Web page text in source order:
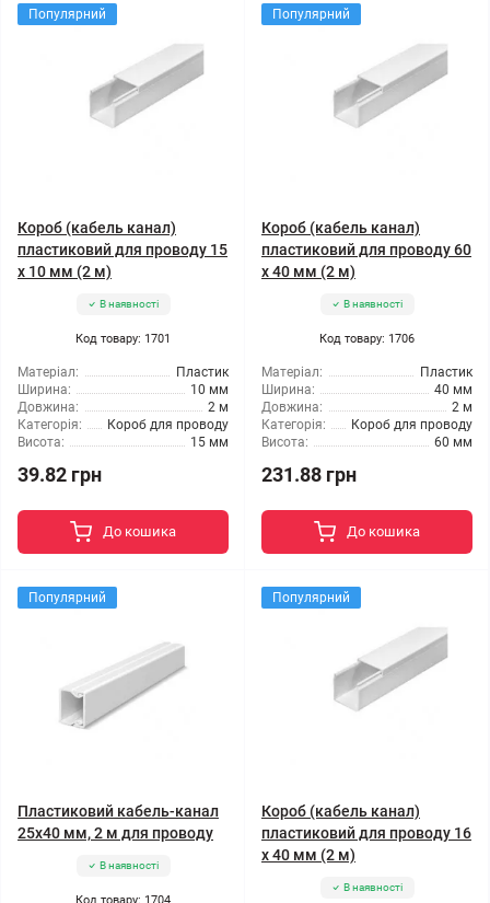
Популярний
Короб (кабель канал)
пластиковий для проводу 15
х 10 мм (2 м)
В наявності
Код товару: 1701
Матеріал:
Пластик
Ширина:
10 мм
Довжина:
2 м
Категорія:
Короб для проводу
Висота:
15 мм
39.82 грн
До кошика
Популярний
Короб (кабель канал)
пластиковий для проводу 60
х 40 мм (2 м)
В наявності
Код товару: 1706
Матеріал:
Пластик
Ширина:
40 мм
Довжина:
2 м
Категорія:
Короб для проводу
Висота:
60 мм
231.88 грн
До кошика
Популярний
Пластиковий кабель-канал
25x40 мм, 2 м для проводу
В наявності
Популярний
Короб (кабель канал)
пластиковий для проводу 16
х 40 мм (2 м)
В наявності